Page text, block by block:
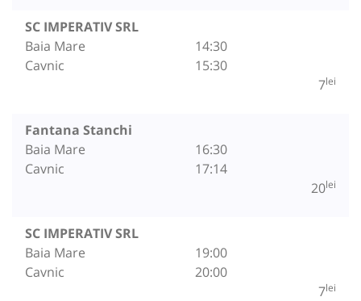
SC IMPERATIV SRL
Baia Mare
Cavnic
14:30
15:30
7lei
Fantana Stanchi
Baia Mare
Cavnic
16:30
17:14
20lei
SC IMPERATIV SRL
Baia Mare
Cavnic
19:00
20:00
7lei